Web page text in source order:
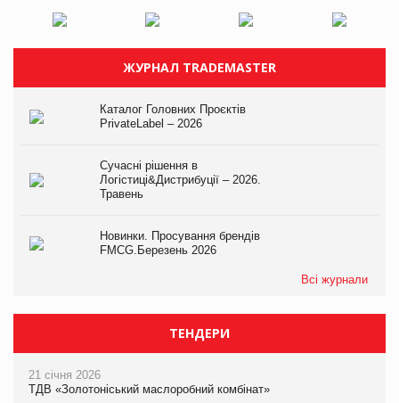
ЖУРНАЛ TRADEMASTER
Каталог Головних Проєктів
PrivateLabel – 2026
Сучасні рішення в
Логістиці&Дистрибуції – 2026.
Травень
Новинки. Просування брендів
FMCG.Березень 2026
Всі журнали
ТЕНДЕРИ
21 січня 2026
ТДВ «Золотоніський маслоробний комбінат»